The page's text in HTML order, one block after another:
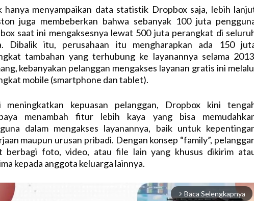
hanya menyampaikan data statistik Dropbox saja, lebih
juga membeberkan bahwa sebanyak 100 juta
saat ini mengaksesnya lewat 500 juta perangkat di
Dibalik itu, perusahaan itu mengharapkan ada 150
tambahan yang terhubung ke layanannya selama
kebanyakan pelanggan mengakses layanan gratis ini
mobile (smartphone dan tablet).
meningkatkan kepuasan pelanggan, Dropbox kini
menambah fitur lebih kaya yang bisa
dalam mengakses layanannya, baik untuk
maupun urusan pribadi. Dengan konsep “family”,
berbagi foto, video, atau file lain yang khusus dikirim
kepada anggota keluarga lainnya.
arrow_forward_ios Baca Selengkapnya